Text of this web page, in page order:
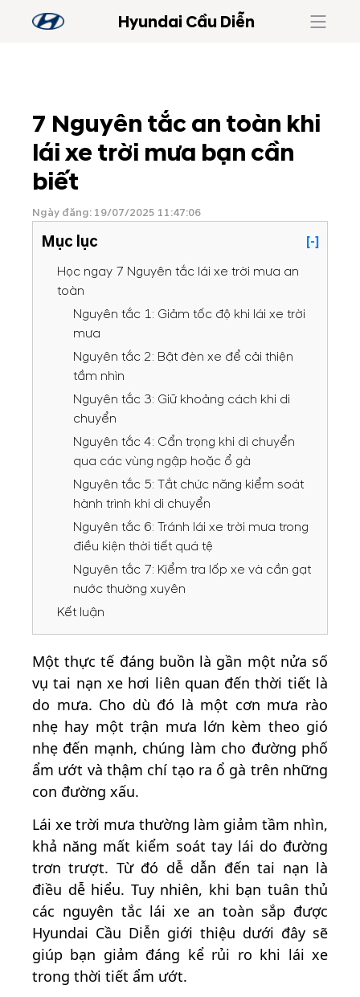
Hyundai Cầu Diễn
7 Nguyên tắc an toàn khi
lái xe trời mưa bạn cần
biết
Ngày đăng: 19/07/2025 11:47:06
Mục lục
[-]
Học ngay 7 Nguyên tắc lái xe trời mưa an
toàn
Nguyên tắc 1: Giảm tốc độ khi lái xe trời
mưa
Nguyên tắc 2: Bật đèn xe để cải thiện
tầm nhìn
Nguyên tắc 3: Giữ khoảng cách khi di
chuyển
Nguyên tắc 4: Cẩn trọng khi di chuyển
qua các vùng ngập hoặc ổ gà
Nguyên tắc 5: Tắt chức năng kiểm soát
hành trình khi di chuyển
Nguyên tắc 6: Tránh lái xe trời mưa trong
điều kiện thời tiết quá tệ
Nguyên tắc 7: Kiểm tra lốp xe và cần gạt
nước thường xuyên
Kết luận
Một thực tế đáng buồn là gần một nửa số
vụ tai nạn xe hơi liên quan đến thời tiết là
do mưa. Cho dù đó là một cơn mưa rào
nhẹ hay một trận mưa lớn kèm theo gió
nhẹ đến mạnh, chúng làm cho đường phố
ẩm ướt và thậm chí tạo ra ổ gà trên những
con đường xấu.
Lái xe trời mưa thường làm giảm tầm nhìn,
khả năng mất kiểm soát tay lái do đường
trơn trượt. Từ đó dễ dẫn đến tai nạn là
điều dễ hiểu. Tuy nhiên, khi bạn tuân thủ
các nguyên tắc lái xe an toàn sắp được
Hyundai Cầu Diễn giới thiệu dưới đây sẽ
giúp bạn giảm đáng kể rủi ro khi lái xe
trong thời tiết ẩm ướt.